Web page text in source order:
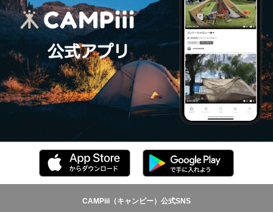
CAMPiii（キャンピー）公式SNS